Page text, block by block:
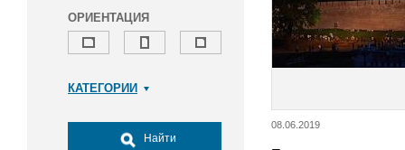
ОРИЕНТАЦИЯ
КАТЕГОРИИ
Досуг, туризм и отдых
Найти
08.06.2019